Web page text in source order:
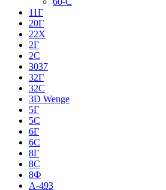
11Г
20Г
22Х
2Г
2С
3037
32Г
32С
3D Wenge
5Г
5С
6Г
6С
8Г
8С
8Ф
A-493